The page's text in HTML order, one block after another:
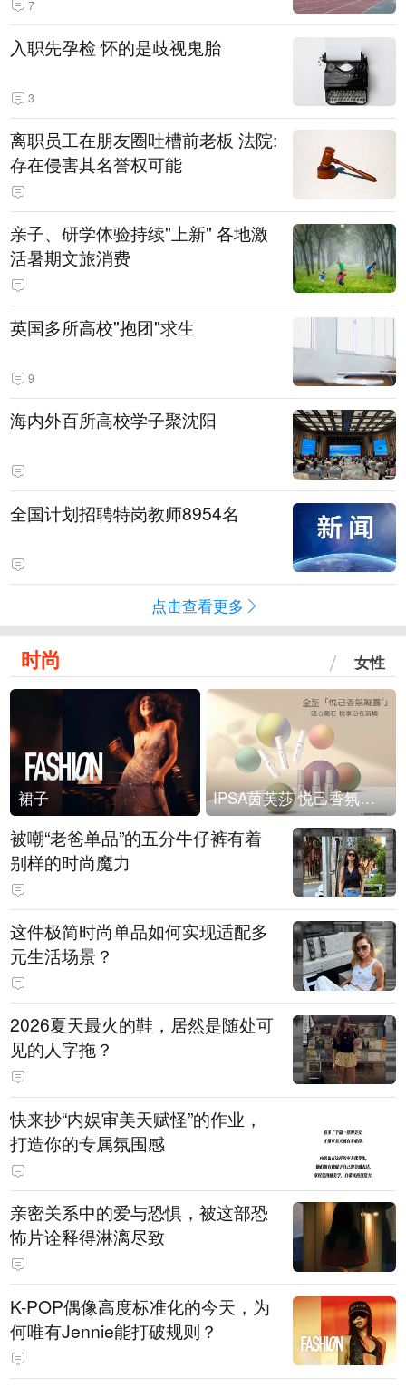
7
入职先孕检 怀的是歧视鬼胎
3
离职员工在朋友圈吐槽前老板 法院:
存在侵害其名誉权可能
亲子、研学体验持续"上新" 各地激
活暑期文旅消费
英国多所高校"抱团"求生
9
海内外百所高校学子聚沈阳
全国计划招聘特岗教师8954名
点击查看更多
时尚 女性
裙子 IPSA茵芙莎 悦己香氛凝露上市
被嘲“老爸单品”的五分牛仔裤有着
别样的时尚魔力
这件极简时尚单品如何实现适配多
元生活场景？
2026夏天最火的鞋，居然是随处可
见的人字拖？
快来抄“内娱审美天赋怪”的作业，
打造你的专属氛围感
亲密关系中的爱与恐惧，被这部恐
怖片诠释得淋漓尽致
K-POP偶像高度标准化的今天，为
何唯有Jennie能打破规则？